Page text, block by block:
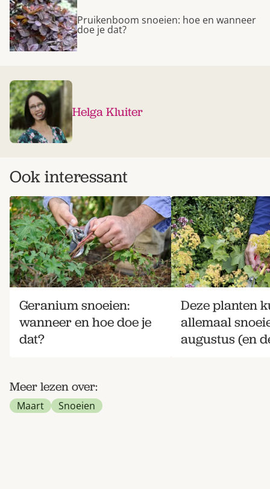
Pruikenboom snoeien: hoe en wanneer
doe je dat?
Helga Kluiter
Ook interessant
Geranium snoeien:
wanneer en hoe doe je
dat?
Deze planten
allemaal
augustus (en
Meer lezen over:
Maart Snoeien